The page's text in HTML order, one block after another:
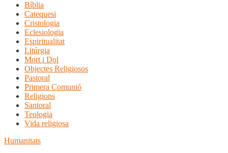
Bíblia
Catequesi
Cristologia
Eclesiologia
Espiritualitat
Litúrgia
Mort i Dol
Objectes Religiosos
Pastoral
Primera Comunió
Religions
Santoral
Teologia
Vida religiosa
Humanitats